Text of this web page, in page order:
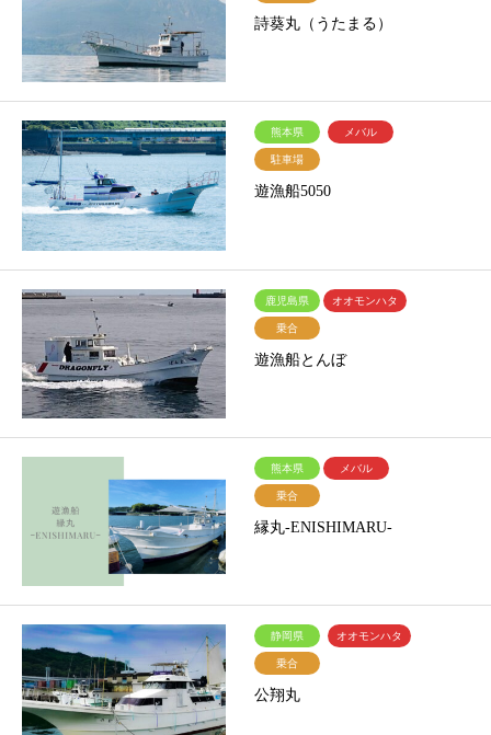
詩葵丸（うたまる）
熊本県 メバル
駐車場
遊漁船5050
鹿児島県 オオモンハタ
乗合
遊漁船とんぼ
熊本県 メバル
乗合
縁丸-ENISHIMARU-
静岡県 オオモンハタ
乗合
公翔丸